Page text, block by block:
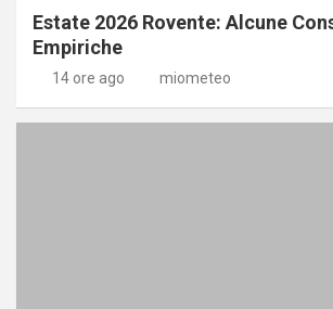
Estate 2026 Rovente: Alcune
Empiriche
14 ore ago miometeo